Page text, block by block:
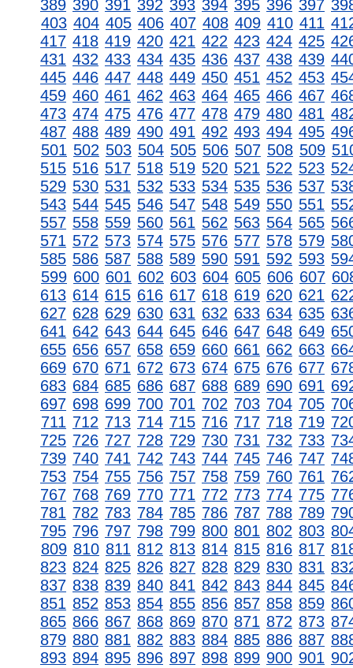
389 390 391 392 393 394 395 396 397
403 404 405 406 407 408 409 410 411
417 418 419 420 421 422 423 424 425
431 432 433 434 435 436 437 438 439
445 446 447 448 449 450 451 452 453
459 460 461 462 463 464 465 466 467
473 474 475 476 477 478 479 480 481
487 488 489 490 491 492 493 494 495
501 502 503 504 505 506 507 508 509
515 516 517 518 519 520 521 522 523
529 530 531 532 533 534 535 536 537
543 544 545 546 547 548 549 550 551
557 558 559 560 561 562 563 564 565
571 572 573 574 575 576 577 578 579
585 586 587 588 589 590 591 592 593
599 600 601 602 603 604 605 606 607
613 614 615 616 617 618 619 620 621
627 628 629 630 631 632 633 634 635
641 642 643 644 645 646 647 648 649
655 656 657 658 659 660 661 662 663
669 670 671 672 673 674 675 676 677
683 684 685 686 687 688 689 690 691
697 698 699 700 701 702 703 704 705
711 712 713 714 715 716 717 718 719
725 726 727 728 729 730 731 732 733
739 740 741 742 743 744 745 746 747
753 754 755 756 757 758 759 760 761
767 768 769 770 771 772 773 774 775
781 782 783 784 785 786 787 788 789
795 796 797 798 799 800 801 802 803
809 810 811 812 813 814 815 816 817
823 824 825 826 827 828 829 830 831
837 838 839 840 841 842 843 844 845
851 852 853 854 855 856 857 858 859
865 866 867 868 869 870 871 872 873
879 880 881 882 883 884 885 886 887
893 894 895 896 897 898 899 900 901